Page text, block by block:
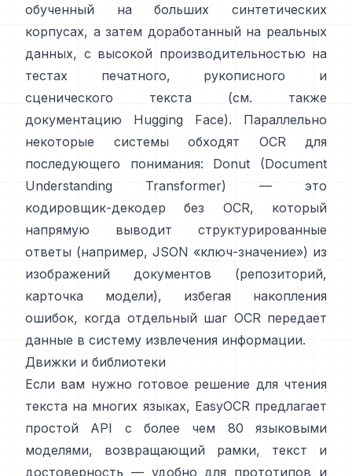
обученный на больших синтетических
корпусах, а затем доработанный на реальных
данных, с высокой производительностью на
тестах печатного, рукописного и
сценического текста (см. также
документацию Hugging Face). Параллельно
некоторые системы обходят OCR для
последующего понимания:
Donut (Document
Understanding Transformer)
— это
кодировщик-декодер без OCR, который
напрямую выводит структурированные
ответы (например, JSON «ключ-значение») из
изображений документов (репозиторий,
карточка модели), избегая накопления
ошибок, когда отдельный шаг OCR передает
данные в систему извлечения информации.
Движки и библиотеки
Если вам нужно готовое решение для чтения
текста на многих языках, EasyOCR предлагает
простой API с более чем 80 языковыми
моделями, возвращающий рамки, текст и
достоверность — удобно для прототипов и